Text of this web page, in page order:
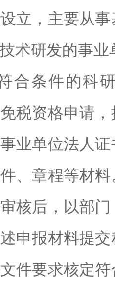
立，主要从
术研发的事业
合条件的科
免税资格申请
业单位法人
、章程等材
审核后，以部
申报材料提
件要求核定